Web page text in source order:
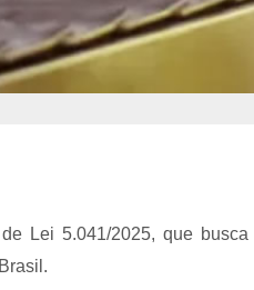
Lei 5.041/2025, que busca